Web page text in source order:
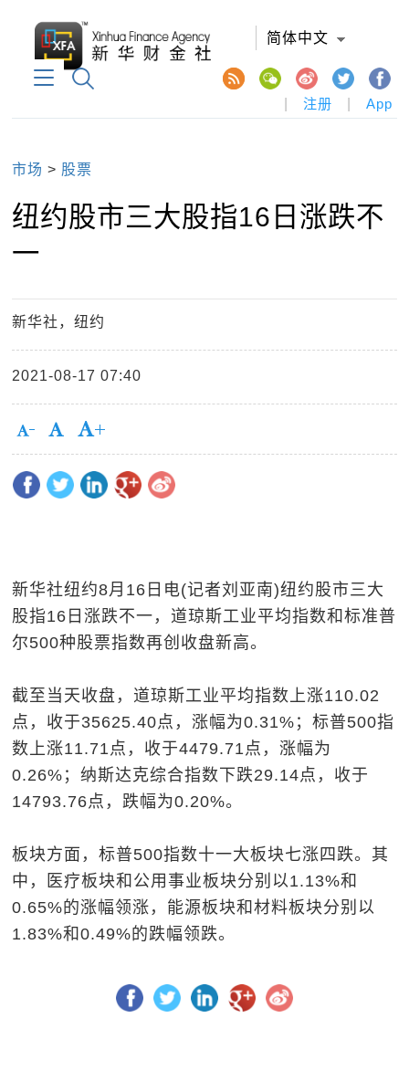
简体中文
注册 App
市场 > 股票
纽约股市三大股指16日涨跌不
一
新华社，纽约
2021-08-17 07:40
新华社纽约8月16日电(记者刘亚南)纽约股市三大
股指16日涨跌不一，道琼斯工业平均指数和标准普
尔500种股票指数再创收盘新高。
截至当天收盘，道琼斯工业平均指数上涨110.02
点，收于35625.40点，涨幅为0.31%；标普500指
数上涨11.71点，收于4479.71点，涨幅为
0.26%；纳斯达克综合指数下跌29.14点，收于
14793.76点，跌幅为0.20%。
板块方面，标普500指数十一大板块七涨四跌。其
中，医疗板块和公用事业板块分别以1.13%和
0.65%的涨幅领涨，能源板块和材料板块分别以
1.83%和0.49%的跌幅领跌。